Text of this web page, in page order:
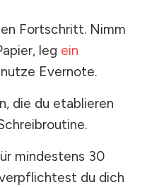
Fortschritt. Nimm
leg ein
Evernote.
die du etablieren
mindestens 30
du dich